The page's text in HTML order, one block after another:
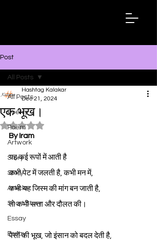
Post
All Posts
Poetry
Poem
Artwork
Story
Story
Article
Short Story
Essay
Essay
All Posts
एक भूख।
Hashtag Kalakar
Dec 21, 2024
Rated NaN out of 5 stars.
By Iram
यह कई रूपों में आती है
कभी पेट में जलती है, कभी मन में,
कभी यह जिस्म की मांग बन जाती है,
तो कभी सत्ता और दौलत की।
पैसों की भूख, जो इंसान को बदल देती है,